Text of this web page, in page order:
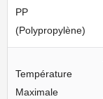
PP
(polypropylène)
Température
Maximale